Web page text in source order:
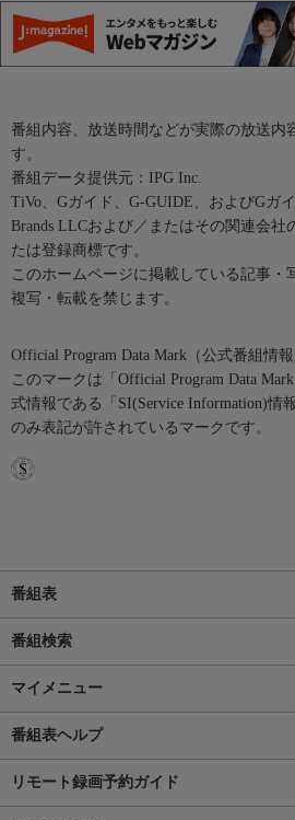
番組内容、放送時間などが実際の放送内
す。
番組データ提供元：IPG Inc.
TiVo、Gガイド、G-GUIDE、およびGガ
Brands LLCおよび／またはその関連会社
たは登録商標です。
このホームページに掲載している記事・
複写・転載を禁じます。
Official Program Data Mark（公式番組情報
このマークは「Official Program Data
式情報である「SI(Service Information)情
のみ表記が許されているマークです。
番組表
番組検索
マイメニュー
番組表ヘルプ
リモート録画予約ガイド